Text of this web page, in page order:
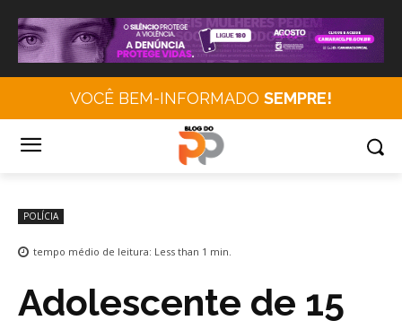
VOCÊ BEM-INFORMADO SEMPRE!
POLÍCIA
tempo médio de leitura: Less than 1 min.
Adolescente de 15